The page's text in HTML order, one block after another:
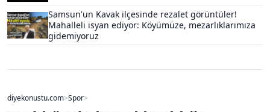
Samsun'un Kavak ilçesinde rezalet görüntüler!
Mahalleli isyan ediyor: Köyümüze, mezarlıklarımıza
gidemiyoruz
diyekonustu.com>Spor>